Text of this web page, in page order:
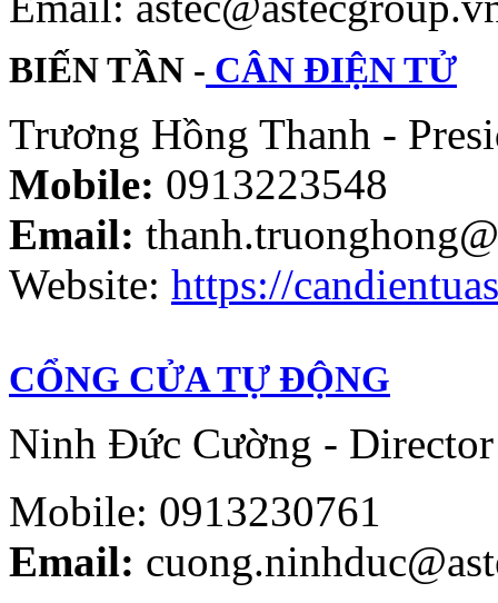
BIẾN TẦN - CÂN ĐIỆN TỬ
Trương Hồng Thanh -
Mobile: 0913223548
Email:
Website: https://
CỔNG CỬA TỰ ĐỘNG
Ninh Đức Cường - Director
Mobile: 0913230761
Email: